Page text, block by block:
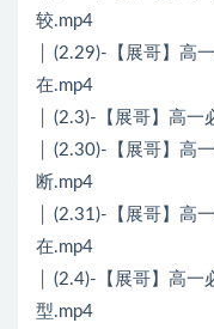
较.mp4
│ (2.29)-【展哥】高
在.mp4
│ (2.3)-【展哥】高
│ (2.30)-【展哥】高
断.mp4
│ (2.31)-【展哥】高
在.mp4
│ (2.4)-【展哥】高
型.mp4